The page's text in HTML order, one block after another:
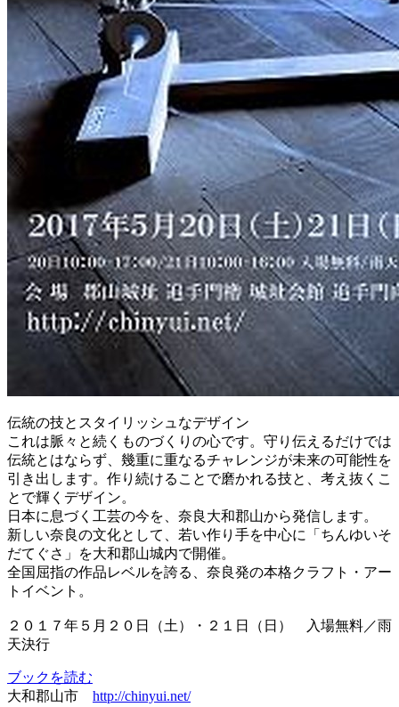
伝統の技とスタイリッシュなデザイン
これは脈々と続くものづくりの心です。守り伝えるだけでは
伝統とはならず、幾重に重なるチャレンジが未来の可能性を
引き出します。作り続けることで磨かれる技と、考え抜くこ
とで輝くデザイン。
日本に息づく工芸の今を、奈良大和郡山から発信します。
新しい奈良の文化として、若い作り手を中心に「ちんゆいそ
だてぐさ」を大和郡山城内で開催。
全国屈指の作品レベルを誇る、奈良発の本格クラフト・アー
トイベント。
２０１７年５月２０日（土）・２１日（日） 入場無料／雨
天決行
ブックを読む
大和郡山市 http://chinyui.net/